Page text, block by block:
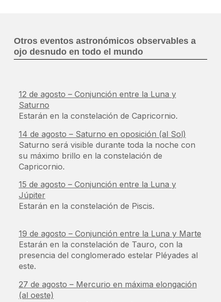
Otros eventos astronómicos observables a
ojo desnudo en todo el mundo
12 de agosto – Conjunción entre la Luna y
Saturno
Estarán en la constelación de Capricornio.
14 de agosto – Saturno en oposición (al Sol)
Saturno será visible durante toda la noche con
su máximo brillo en la constelación de
Capricornio.
15 de agosto – Conjunción entre la Luna y
Júpiter
Estarán en la constelación de Piscis.
19 de agosto – Conjunción entre la Luna y Marte
Estarán en la constelación de Tauro, con la
presencia del conglomerado estelar Pléyades al
este.
27 de agosto – Mercurio en máxima elongación
(al oeste)